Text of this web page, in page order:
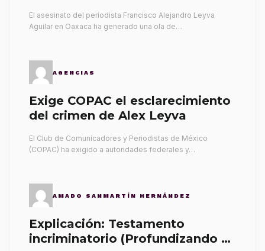
El asesinato del periodista Francisco Alejandro Leyva
Aguilar en Oaxaca ha generado una ola de…
AGENCIAS
Exige COPAC el esclarecimiento
del crimen de Alex Leyva
El Club de Comunicadores y Periodistas de México
(COPAC) ha exigido a autoridades federales y…
AMADO SANMARTÍN HERNÁNDEZ
Explicación: Testamento
incriminatorio (Profundizando su